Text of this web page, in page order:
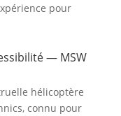
pour
— MSW
hélicoptère
connu pour